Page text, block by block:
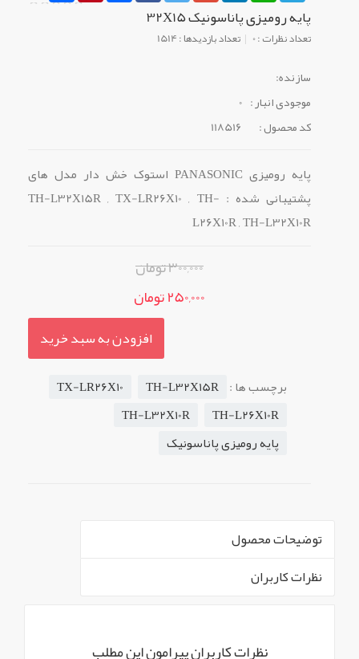
پایه رومیزی پاناسونیک 32X15
تعداد نظرات : 0 تعداد بازدیدها : 1514
سازنده:
موجودی انبار : 0
کد محصول :
118516
پایه رومیزی PANASONIC استوک خش دار مدل های
پشتیبانی شده : TH-L32X15R , TX-LR26X10 , TH-
L26X10R , TH-L32X10R
300,000 تومان
250,000 تومان
افزودن به سبد خرید
برچسب ها : TH-L32X15R
TX-LR26X10
TH-L26X10R
TH-L32X10R
پایه رومیزی پاناسونیک
توضیحات محصول
نظرات کاربران
پایه رومیزی PANASONIC استوک خش دار مدل های
نظرات کاربران پیرامون این مطلب